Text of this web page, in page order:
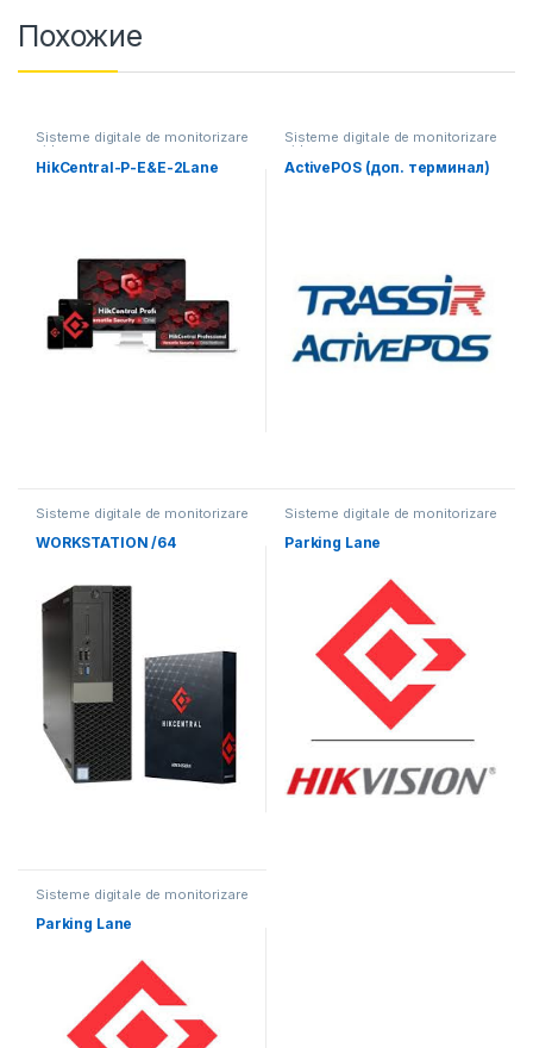
Похожие
Sisteme digitale de monitorizare
video
HikCentral-P-E&E-2Lane
Sisteme digitale de monitorizare
video
ActivePOS (доп. терминал)
Sisteme digitale de monitorizare
WORKSTATION /64
Sisteme digitale de monitorizare
Parking Lane
Sisteme digitale de monitorizare
Parking Lane